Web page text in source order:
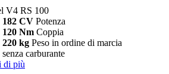
V4 RS 100
182 CV Potenza
120 Nm Coppia
220 kg Peso in ordine di marcia
senza carburante
di più